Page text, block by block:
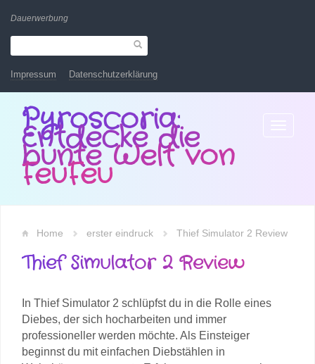
Dauerwerbung
Impressum Datenschutzerklärung
Pyroscoria:
Entdecke die
bunte Welt von
FeuFeu
Home erster eindruck Thief Simulator 2 Review
Thief Simulator 2 Review
In Thief Simulator 2 schlüpfst du in die Rolle eines
Diebes, der sich hocharbeiten und immer
professioneller werden möchte. Als Einsteiger
beginnst du mit einfachen Diebstählen in